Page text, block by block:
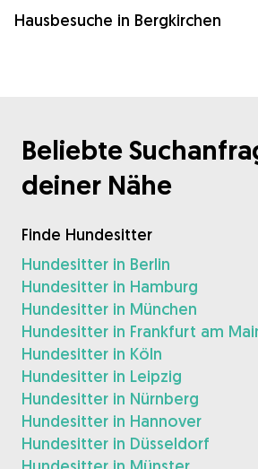
Hausbesuche in Bergkirchen
Beliebte
deiner Nähe
Finde Hundesitter
Hundesitter in Berlin
Hundesitter in Hamburg
Hundesitter in München
Hundesitter in Frankfurt am
Hundesitter in Köln
Hundesitter in Leipzig
Hundesitter in Nürnberg
Hundesitter in Hannover
Hundesitter in Düsseldorf